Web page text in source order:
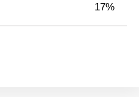
17%